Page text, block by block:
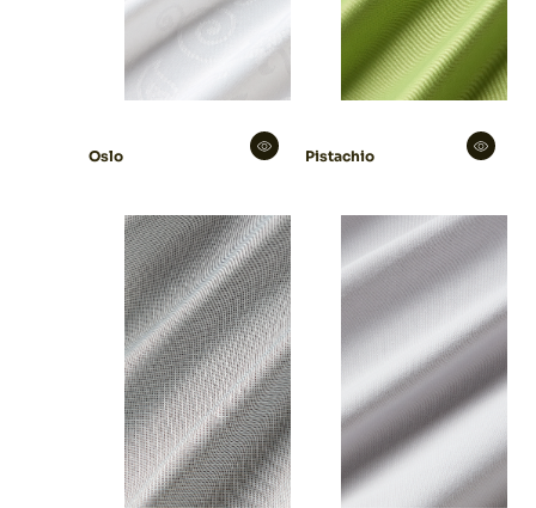
Oslo Pistachio